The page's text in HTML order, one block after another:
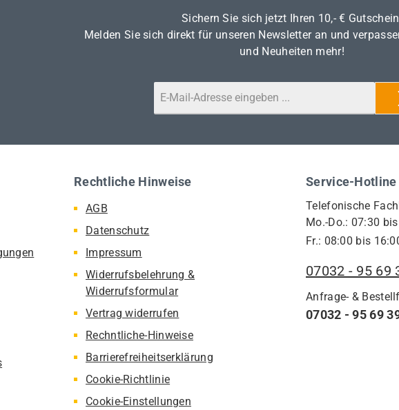
Sichern Sie sich jetzt Ihren 10,- €
Melden Sie sich direkt für unseren Newsletter an und
und Neuheiten mehr!
Service-Hotline
Telefonische
Mo.-Do.: 07:30
Fr.: 08:00 bis
07032 - 95 69
Anfrage- &
07032 - 95 69
Rechtliche Hinweise
AGB
Datenschutz
Impressum
Widerrufsbelehrung &
Widerrufsformular
Vertrag widerrufen
Rechntliche-Hinweise
Barrierefreiheitserklärung
Cookie-Richtlinie
Cookie-Einstellungen